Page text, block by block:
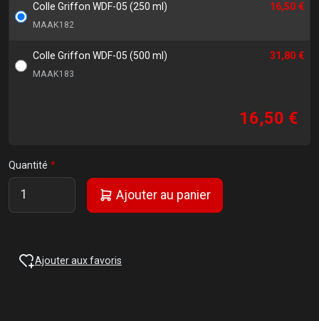
Colle Griffon WDF-05 (250 ml)
MAAK182
16,50 €
Colle Griffon WDF-05 (500 ml)
MAAK183
31,80 €
16,50 €
Quantité
Ajouter au panier
Ajouter aux favoris